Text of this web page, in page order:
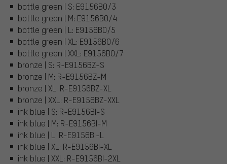
bottle green | S: E9156BO/3
bottle green | M: E9156BO/4
bottle green | L: E9156BO/5
bottle green | XL: E9156BO/6
bottle green | XXL: E9156BO/7
bronze | S: R-E9156BZ-S
bronze | M: R-E9156BZ-M
bronze | XL: R-E9156BZ-XL
bronze | XXL: R-E9156BZ-XXL
ink blue | S: R-E9156BI-S
ink blue | M: R-E9156BI-M
ink blue | L: R-E9156BI-L
ink blue | XL: R-E9156BI-XL
ink blue | XXL: R-E9156BI-2XL